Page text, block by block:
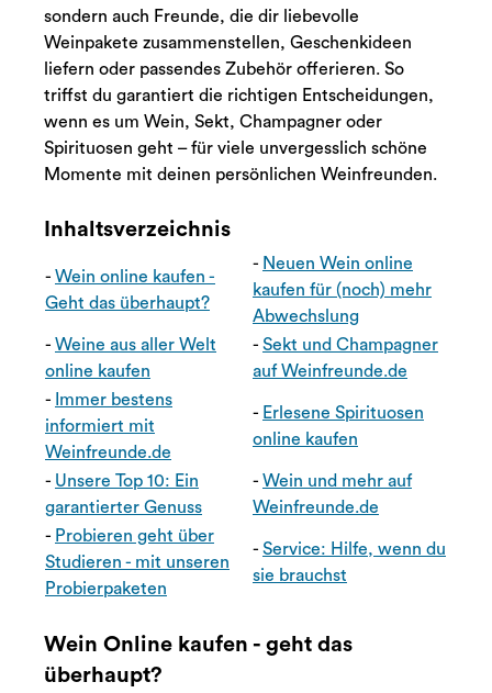
sondern auch Freunde, die dir liebevolle
Weinpakete zusammenstellen, Geschenkideen
liefern oder passendes Zubehör offerieren. So
triffst du garantiert die richtigen Entscheidungen,
wenn es um Wein, Sekt, Champagner oder
Spirituosen geht – für viele unvergesslich schöne
Momente mit deinen persönlichen Weinfreunden.
Inhaltsverzeichnis
- Wein online kaufen -
Geht das überhaupt?
- Neuen Wein online
kaufen für (noch) mehr
Abwechslung
- Weine aus aller Welt
online kaufen
- Sekt und Champagner
auf Weinfreunde.de
- Immer bestens
informiert mit
Weinfreunde.de
- Erlesene Spirituosen
online kaufen
- Unsere Top 10: Ein
garantierter Genuss
- Wein und mehr auf
Weinfreunde.de
- Probieren geht über
Studieren - mit unseren
Probierpaketen
- Service: Hilfe, wenn du
sie brauchst
Wein Online kaufen - geht das
überhaupt?